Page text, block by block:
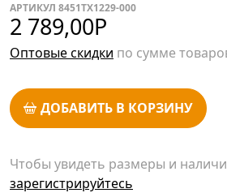
АРТИКУЛ 8451TX1229-000
2 789,00Р
Оптовые скидки по сумме
ДОБАВИТЬ В КОРЗИНУ
Чтобы увидеть размеры и
зарегистрируйтесь